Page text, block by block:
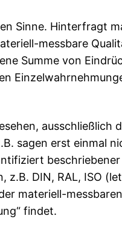
Sinne. Hinterfragt
messbare
Summe von
ausschließlich
sagen erst einmal
z.B. DIN, RAL, ISO
materiell-
findet.